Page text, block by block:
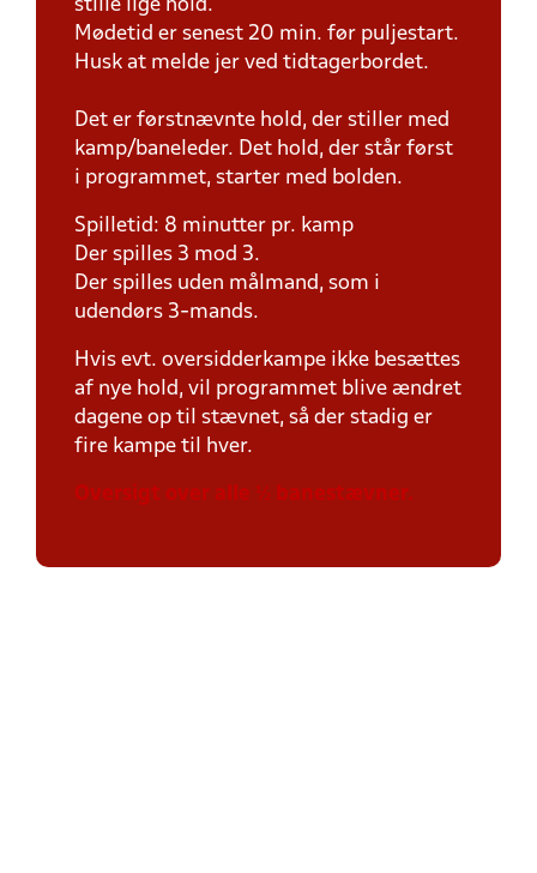
stille lige hold.
Mødetid er senest 20 min. før puljestart.
Husk at melde jer ved tidtagerbordet.
Det er førstnævnte hold, der stiller med
kamp/baneleder. Det hold, der står først
i programmet, starter med bolden.
Spilletid: 8 minutter pr. kamp
Der spilles 3 mod 3.
Der spilles uden målmand, som i
udendørs 3-mands.
Hvis evt. oversidderkampe ikke besættes
af nye hold, vil programmet blive ændret
dagene op til stævnet, så der stadig er
fire kampe til hver.
Oversigt over alle ½ banestævner.